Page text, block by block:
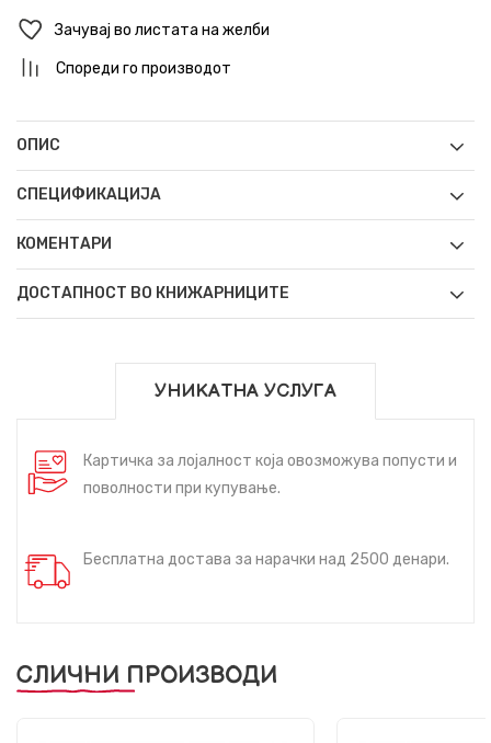
Зачувај во листата на желби
Спореди го производот
ОПИС
СПЕЦИФИКАЦИЈА
КОМЕНТАРИ
ДОСТАПНОСТ ВО КНИЖАРНИЦИТЕ
УНИКАТНА УСЛУГА
Картичка за лојалност која овозможува попусти и
поволности при купување.
Бесплатна достава за нарачки над 2500 денари.
СЛИЧНИ ПРОИЗВОДИ